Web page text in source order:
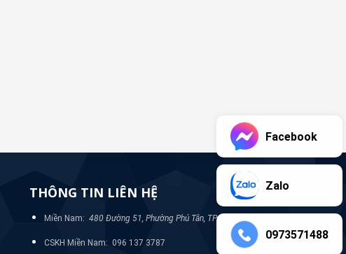
THÔNG TIN LIÊN HỆ
Miền Nam: 480 Đường 51, Phường Phú Tân, TP Bình Dương
CSKH Miền Nam: 096 137 3787
Facebook
Zalo
0973571488